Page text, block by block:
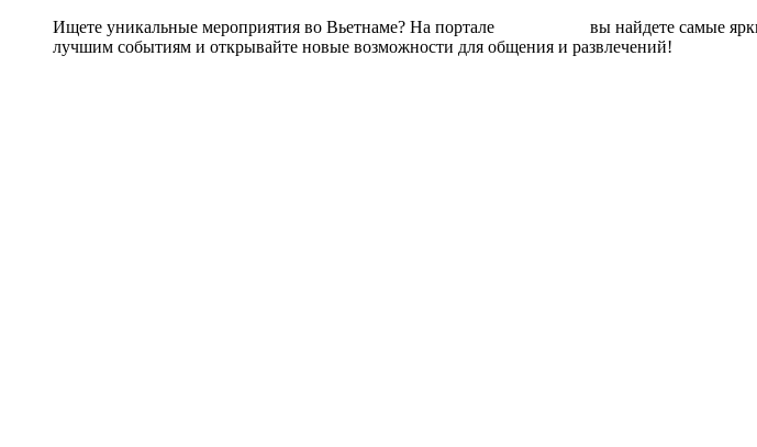
Ищете уникальные мероприятия во Вьетнаме? На портале
вы найдете самые
лучшим событиям и открывайте новые возможности для общения и развлечений!